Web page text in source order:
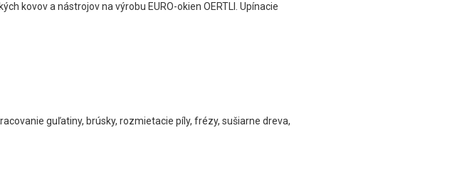
kovov a nástrojov na výrobu EURO-okien OERTLI. Upínacie
guľatiny, brúsky, rozmietacie píly, frézy, sušiarne dreva,